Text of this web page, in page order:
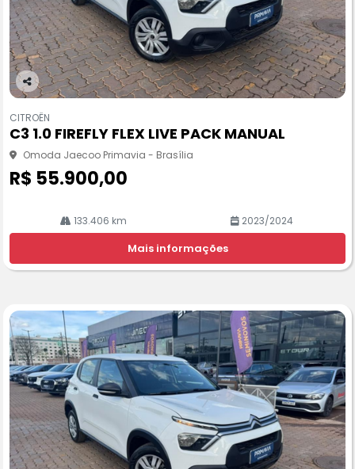
Co
pa
rtil
he
CITROËN
C3 1.0 FIREFLY FLEX LIVE PACK MANUAL
Omoda Jaecoo Primavia - Brasília
R$ 55.900,00
133.406 km 2023/2024
Mais informações